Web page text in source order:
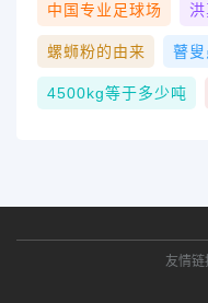
中国专业足球场
螺蛳粉的由来 瞽
4500kg等于多少吨
友情链